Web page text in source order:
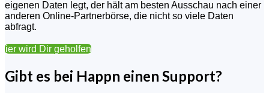
eigenen Daten legt, der hält am besten Ausschau nach einer
anderen Online-Partnerbörse, die nicht so viele Daten
abfragt.
wird Dir geholfen
Gibt es bei Happn einen Support?